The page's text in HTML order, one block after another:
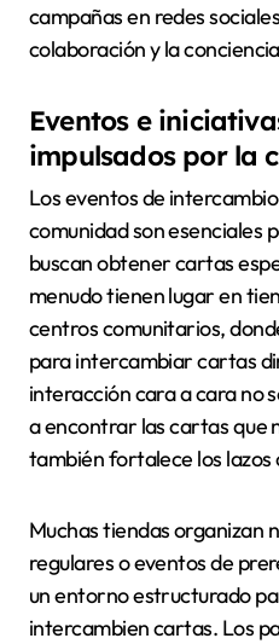
campañas en redes
colaboración y la
Eventos e
impulsados por la
Los eventos de
comunidad son esenciales
buscan obtener cartas
menudo tienen lugar en
centros comunitarios,
para intercambiar cartas
interacción cara a cara no
a encontrar las cartas que
también fortalece los lazos
Muchas tiendas organizan
regulares o eventos de
un entorno estructurado
intercambien cartas. Los